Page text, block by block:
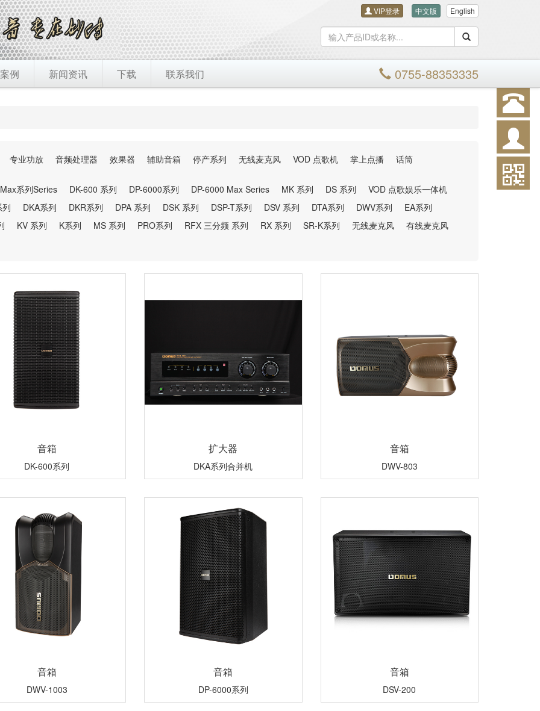
VIP登录 中文版 English
搜索
0755-88353335
例 新闻资讯 下载 联系我们
专业功放 音频处理器 效果器 辅助音箱 停产系列 无线麦克风 VOD 点歌机 掌上点播 话筒
系列Series DK-600 系列 DP-6000系列 DP-6000 Max Series MK 系列 DS 系列
VOD 点歌娱乐一体机
DKA系列 DKR系列 DPA 系列 DSK 系列 DSP-T系列 DSV 系列 DTA系列 DWV系列
EA系列
KV 系列 K系列 MS 系列 PRO系列 RFX 三分频 系列 RX 系列 SR-K系列 无线麦克风 有线麦克风
音箱
DK-600系列
扩大器
DKA系列合并机
音箱
DWV-803
音箱
DWV-1003
音箱
DP-6000系列
音箱
DSV-200